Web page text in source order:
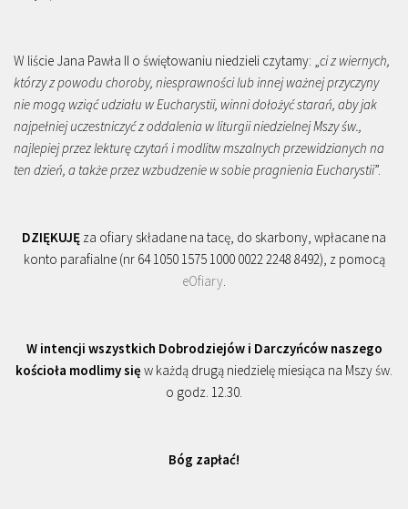
W liście Jana Pawła II o świętowaniu niedzieli czytamy: „ ci z wiernych,
którzy z powodu choroby, niesprawności lub innej ważnej przyczyny
nie mogą wziąć udziału w Eucharystii, winni dołożyć starań, aby jak
najpełniej uczestniczyć z oddalenia w liturgii niedzielnej Mszy św.,
najlepiej przez lekturę czytań i modlitw mszalnych przewidzianych na
ten dzień, a także przez wzbudzenie w sobie pragnienia Eucharystii”.
DZIĘKUJĘ za ofiary składane na tacę, do skarbony, wpłacane na
konto parafialne (nr 64 1050 1575 1000 0022 2248 8492), z pomocą
eOfiary
W intencji wszystkich Dobrodziejów i Darczyńców naszego
kościoła modlimy się w każdą drugą niedzielę miesiąca na Mszy św.
o godz. 12.30.
Bóg zapłać!